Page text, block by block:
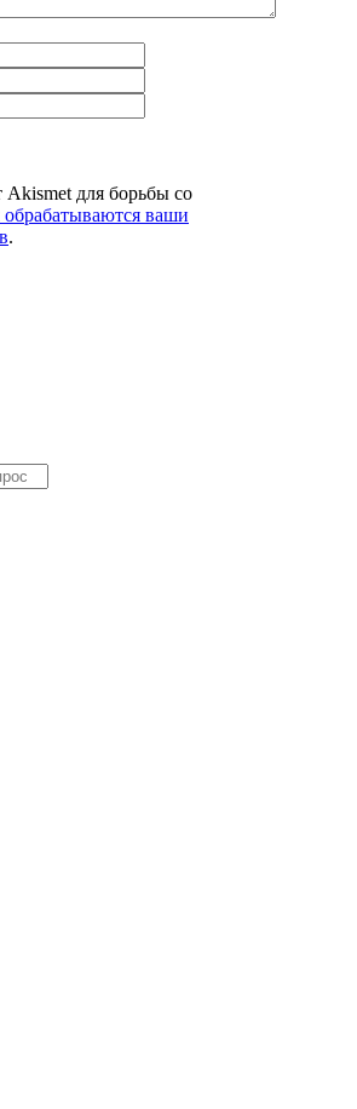
Akismet для борьбы со
обрабатываются ваши
.